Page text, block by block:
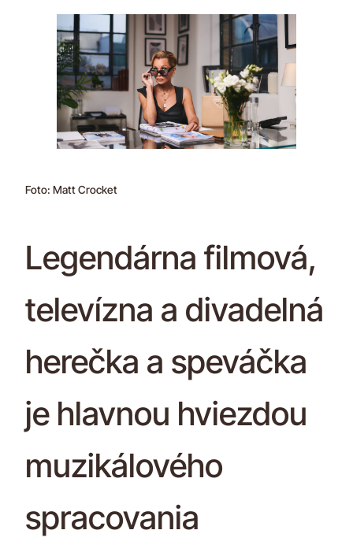
Foto: Matt Crocket
Legendárna filmová,
televízna a divadelná
herečka a speváčka
je hlavnou hviezdou
muzikálového
spracovania